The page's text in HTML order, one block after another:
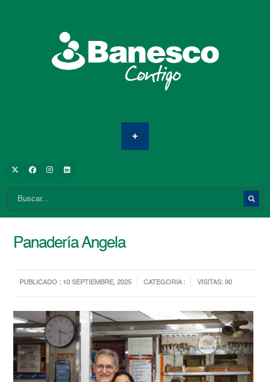
Panadería Angela
PUBLICADO : 10 SEPTIEMBRE, 2025 CATEGORIA : VISITAS: 90